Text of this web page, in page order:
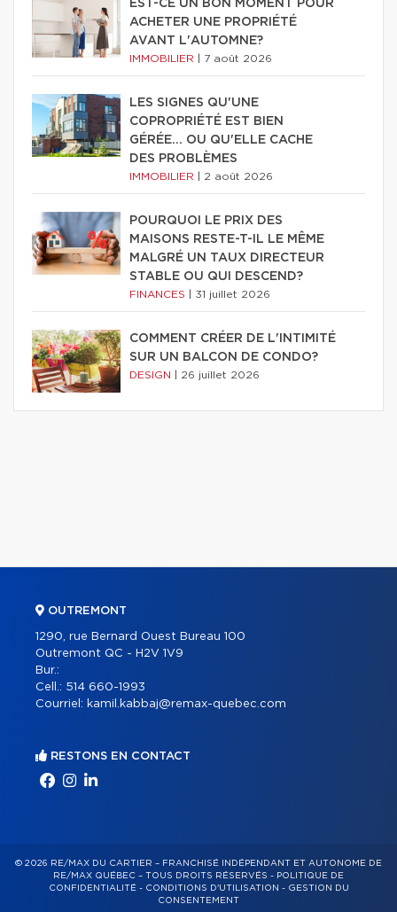
EST-CE UN BON MOMENT POUR
ACHETER UNE PROPRIÉTÉ
AVANT L'AUTOMNE?
IMMOBILIER 7 août 2026
LES SIGNES QU'UNE
COPROPRIÉTÉ EST BIEN
GÉRÉE… OU QU'ELLE CACHE
DES PROBLÈMES
IMMOBILIER 2 août 2026
POURQUOI LE PRIX DES
MAISONS RESTE-T-IL LE MÊME
MALGRÉ UN TAUX DIRECTEUR
STABLE OU QUI DESCEND?
FINANCES 31 juillet 2026
COMMENT CRÉER DE L'INTIMITÉ
SUR UN BALCON DE CONDO?
DESIGN 26 juillet 2026
OUTREMONT
1290, rue Bernard Ouest Bureau 100
Outremont QC - H2V 1V9
Bur.:
Cell.: 514 660-1993
Courriel: kamil.kabbaj@remax-quebec.com
RESTONS EN CONTACT
© 2026 RE/MAX DU CARTIER – FRANCHISÉ INDÉPENDANT ET AUTONOME DE
RE/MAX QUÉBEC – TOUS DROITS RÉSERVÉS - POLITIQUE DE
CONFIDENTIALITÉ- CONDITIONS D'UTILISATION - GESTION DU
CONSENTEMENT